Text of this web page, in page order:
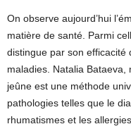
On observe aujourd’hui
matière de santé. Parmi
distingue par son efficacité
maladies. Natalia
jeûne est une méthode
pathologies telles que le
rhumatismes et les allergies.